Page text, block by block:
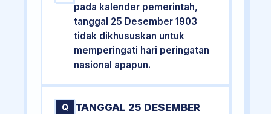
pada kalender pemerintah,
tanggal 25 Desember 1903
tidak dikhususkan untuk
memperingati hari peringatan
nasional apapun.
Q
TANGGAL 25 DESEMBER